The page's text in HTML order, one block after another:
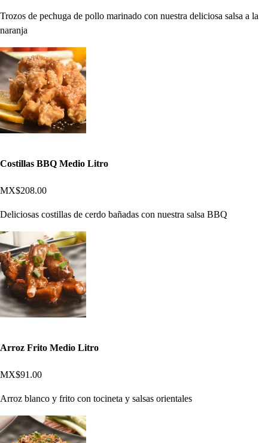
Trozos de pechuga de pollo marinado con nuestra deliciosa salsa a la
naranja
Costillas BBQ Medio Litro
MX$208.00
Deliciosas costillas de cerdo bañadas con nuestra salsa BBQ
Arroz Frito Medio Litro
MX$91.00
Arroz blanco y frito con tocineta y salsas orientales